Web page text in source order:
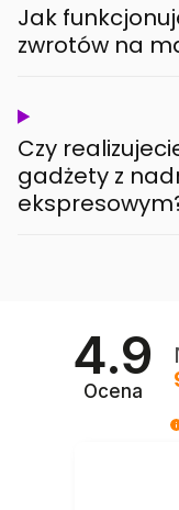
Jak
zwrotów na
Czy
gadżety z
4.9
Ocena